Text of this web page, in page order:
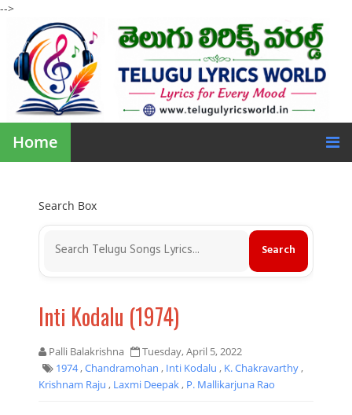
-->
Home
Search Box
Inti Kodalu (1974)
Palli Balakrishna
Tuesday, April 5, 2022
1974,Chandramohan , Inti Kodalu , K. Chakravarthy,
Krishnam Raju , Laxmi Deepak, P. Mallikarjuna Rao